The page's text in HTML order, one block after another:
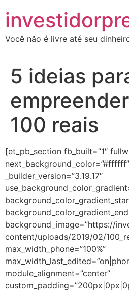
Você não é livre até seu
5 ideias
100 reais
[et_pb_section fb_built=”1″
next_background_color=”#ffffff”
_builder_version=”3.19.17″
background_image=”https://
content/uploads/2019/02/
max_width_phone=”100%”
module_alignment=”center”